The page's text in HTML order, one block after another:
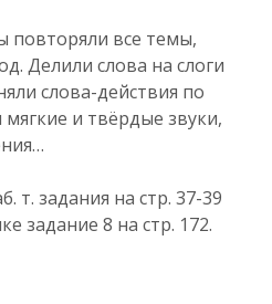
все темы,
Делили слова на слоги
слова-действия по
и твёрдые звуки,
т. задания на стр. 37-39
задание 8 на стр. 172.